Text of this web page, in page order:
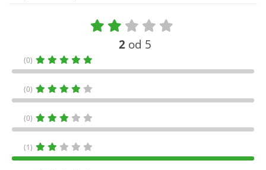
2 od 5
(0)
(0)
(0)
(1)